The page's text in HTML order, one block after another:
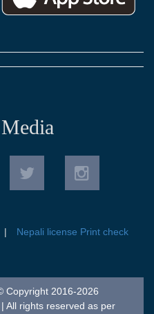
Nepali license Print check
Copyright 2016-2026
All rights reserved as per